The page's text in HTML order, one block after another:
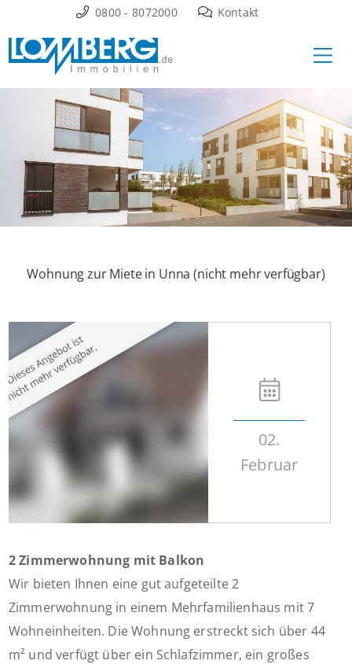
Inhalt
springen
0800 - 8072000 Kontakt
Wohnung zur Miete in Unna (nicht mehr verfügbar)
02.
Februar
2 Zimmerwohnung mit Balkon
Wir bieten Ihnen eine gut aufgeteilte 2
Zimmerwohnung in einem Mehrfamilienhaus mit 7
Wohneinheiten. Die Wohnung erstreckt sich über 44
m² und verfügt über ein Schlafzimmer, ein großes